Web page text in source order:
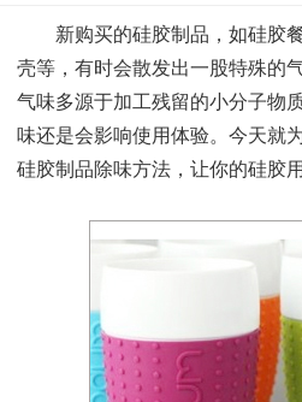
硅
胶
配
件
新购买的硅胶制品，如硅胶餐
壳等，有时会散发出一股特殊的
气味多源于加工残留的小分子物
味还是会影响使用体验。今天就
硅胶制品除味方法，让你的硅胶